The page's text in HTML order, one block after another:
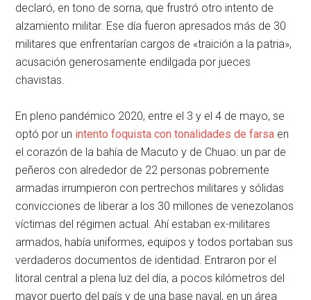
declaró, en tono de sorna, que frustró otro intento de
alzamiento militar. Ese día fueron apresados más de 30
militares que enfrentarían cargos de «traición a la patria»,
acusación generosamente endilgada por jueces
chavistas.
En pleno pandémico 2020, entre el 3 y el 4 de mayo, se
optó por un intento foquista con tonalidades de farsa en
el corazón de la bahía de Macuto y de Chuao: un par de
peñeros con alrededor de 22 personas pobremente
armadas irrumpieron con pertrechos militares y sólidas
convicciones de liberar a los 30 millones de venezolanos
víctimas del régimen actual. Ahí estaban ex-militares
armados, había uniformes, equipos y todos portaban sus
verdaderos documentos de identidad. Entraron por el
litoral central a plena luz del día, a pocos kilómetros del
mayor puerto del país y de una base naval, en un área